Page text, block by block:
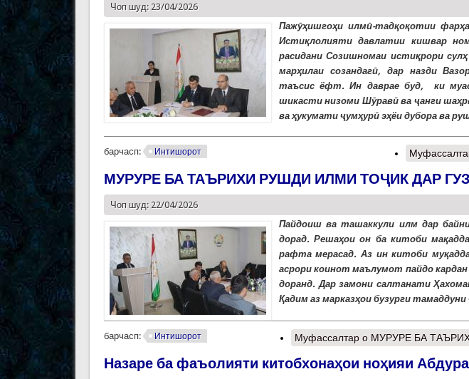
Чоп шуд: 23/04/2026
Пажӯҳишгоҳи илмӣ-тадқоқотии
Истиқлолияти давлатии кишвар
расидани Созишномаи истиқрори
марҳилаи созандагӣ, дар назди
таъсис ёфт. Ин даврае буд, ки
шикасти низоми Шӯравӣ ва ҷанги
ва ҳукумати ҷумҳурӣ эҳёи дубора ва
барчасп: Интишорот
МУРУРЕ БА ТАЪРИХИ РУШДИ ИЛМИ ТОҶИК ДАР
Чоп шуд: 22/04/2026
Пайдоиш ва ташаккули илм дар
дорад. Решаҳои он ба китоби
рафта мерасад. Аз ин китоби
асрори коинот маълумот пайдо
доранд. Дар замони салтанати
Қадим аз марказҳои бузурги
барчасп: Интишорот Муфассалтар о МУРУРЕ БА
Назаре ба фаъолияти китобхонаҳои ноҳияи